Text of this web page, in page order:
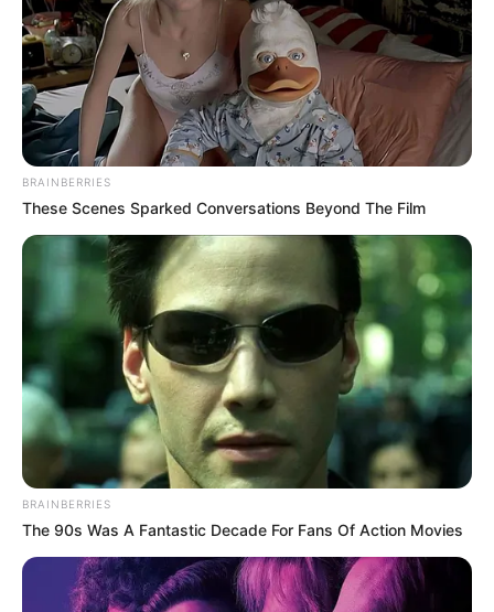
BRAINBERRIES
These Scenes Sparked Conversations Beyond The Film
BRAINBERRIES
The 90s Was A Fantastic Decade For Fans Of Action Movies